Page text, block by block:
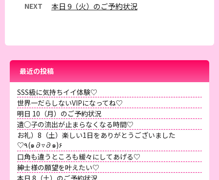
NEXT 本日 9（火）のご予約状況
最近の投稿
SSS級に気持ちイイ体験♡
世界一だらしないVIPになってね♡
明日 10（月）のご予約状況
遺◯子の流出が止まらなくなる時間♡
お礼）8（土）楽しい1日をありがとうございました
♡٩(๑∂▿∂๑)۶
口角も違うところも緩々にしてあげる♡
紳士様の願望を叶えたい♡
本日 8（土）のご予約状況